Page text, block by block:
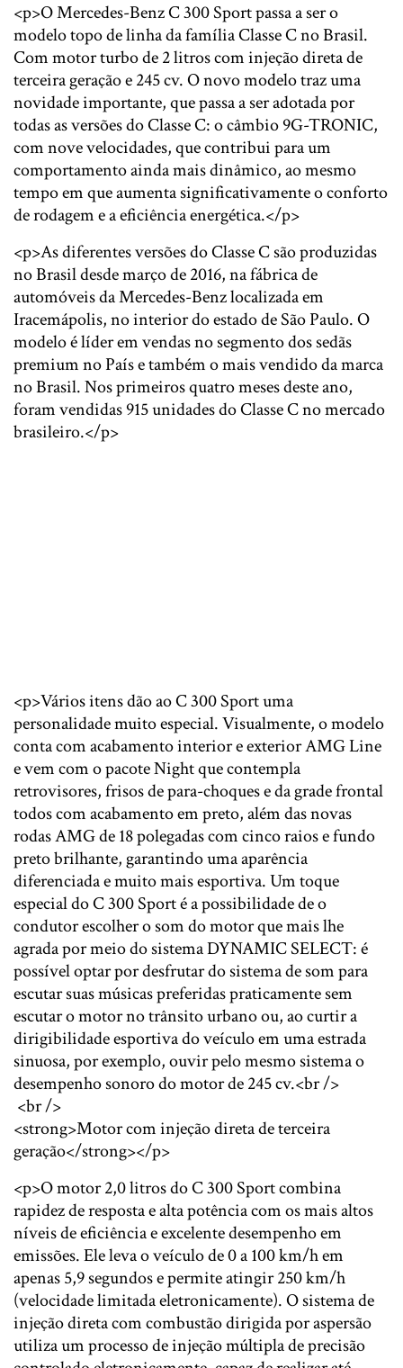
<p>O Mercedes-Benz C 300 Sport passa a ser o
modelo topo de linha da família Classe C no Brasil.
Com motor turbo de 2 litros com injeção direta de
terceira geração e 245 cv. O novo modelo traz uma
novidade importante, que passa a ser adotada por
todas as versões do Classe C: o câmbio 9G-TRONIC,
com nove velocidades, que contribui para um
comportamento ainda mais dinâmico, ao mesmo
tempo em que aumenta significativamente o conforto
de rodagem e a eficiência energética.</p>
<p>As diferentes versões do Classe C são produzidas
no Brasil desde março de 2016, na fábrica de
automóveis da Mercedes-Benz localizada em
Iracemápolis, no interior do estado de São Paulo. O
modelo é líder em vendas no segmento dos sedãs
premium no País e também o mais vendido da marca
no Brasil. Nos primeiros quatro meses deste ano,
foram vendidas 915 unidades do Classe C no mercado
brasileiro.</p>
<p>Vários itens dão ao C 300 Sport uma
personalidade muito especial. Visualmente, o modelo
conta com acabamento interior e exterior AMG Line
e vem com o pacote Night que contempla
retrovisores, frisos de para-choques e da grade frontal
todos com acabamento em preto, além das novas
rodas AMG de 18 polegadas com cinco raios e fundo
preto brilhante, garantindo uma aparência
diferenciada e muito mais esportiva. Um toque
especial do C 300 Sport é a possibilidade de o
condutor escolher o som do motor que mais lhe
agrada por meio do sistema DYNAMIC SELECT: é
possível optar por desfrutar do sistema de som para
escutar suas músicas preferidas praticamente sem
escutar o motor no trânsito urbano ou, ao curtir a
dirigibilidade esportiva do veículo em uma estrada
sinuosa, por exemplo, ouvir pelo mesmo sistema o
desempenho sonoro do motor de 245 cv.<br />
<br />
<strong>Motor com injeção direta de terceira
geração</strong></p>
<p>O motor 2,0 litros do C 300 Sport combina
rapidez de resposta e alta potência com os mais altos
níveis de eficiência e excelente desempenho em
emissões. Ele leva o veículo de 0 a 100 km/h em
apenas 5,9 segundos e permite atingir 250 km/h
(velocidade limitada eletronicamente). O sistema de
injeção direta com combustão dirigida por aspersão
utiliza um processo de injeção múltipla de precisão